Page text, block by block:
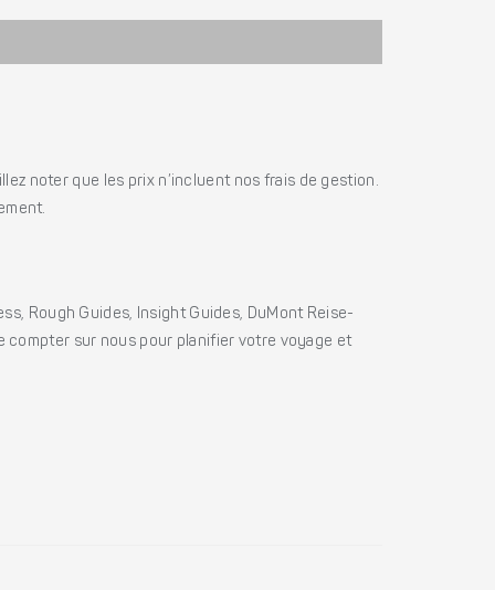
noter que les prix n’incluent nos frais de gestion.
Rough Guides, Insight Guides, DuMont Reise-
compter sur nous pour planifier votre voyage et